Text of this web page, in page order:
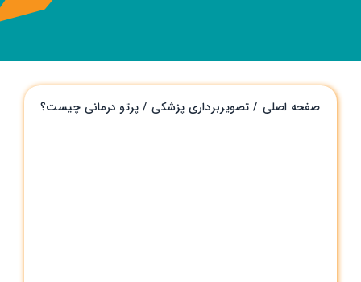
صفحه اصلی تصویربرداری پزشکی پرتو درمانی چیست؟